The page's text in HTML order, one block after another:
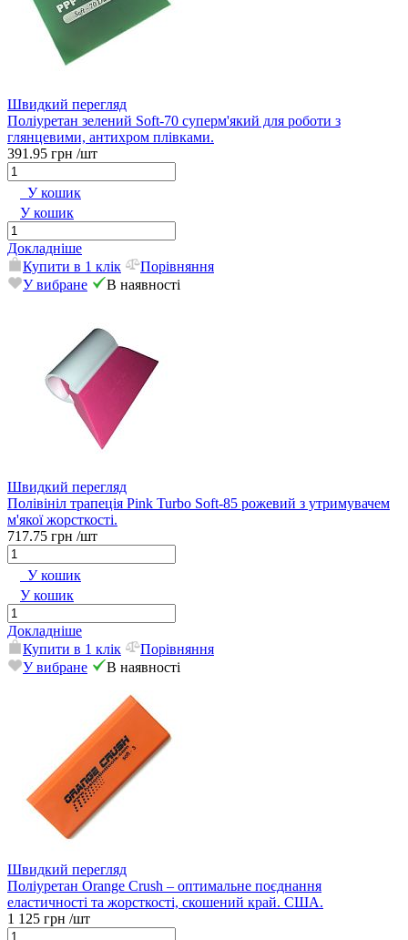
Швидкий перегляд
Поліуретан зелений Soft-70 суперм'який для роботи з
глянцевими, антихром плівками.
391.95 грн /шт
У кошик
У кошик
Докладніше
Купити в 1 клік
Порівняння
У вибране
В наявності
Швидкий перегляд
Полівініл трапеція Pink Turbo Soft-85 рожевий з утримувачем
м'якої жорсткості.
717.75 грн /шт
У кошик
У кошик
Докладніше
Купити в 1 клік
Порівняння
У вибране
В наявності
Швидкий перегляд
Поліуретан Orange Crush – оптимальне поєднання
еластичності та жорсткості, скошений край. США.
1 125 грн /шт